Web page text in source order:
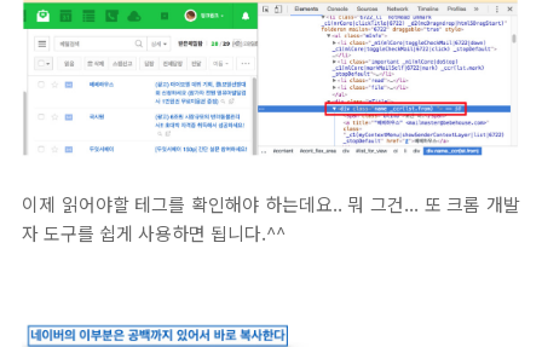
이제 읽어야할 테그를 확인해야 하는데요.. 뭐 그건... 또 크롬 개발
자 도구를 쉽게 사용하면 됩니다.^^